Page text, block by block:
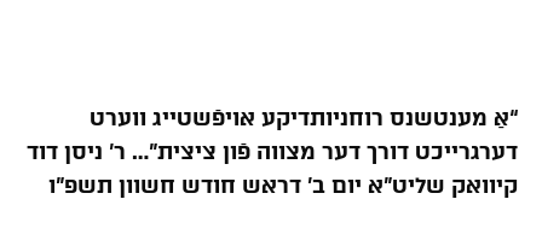
“אַ מענטשנס רוחניותדיקע אויפֿשטייג ווערט
דערגרייכט דורך דער מצווה פֿון ציצית”… ר’ ניסן דוד
קיוואק שליט”א יום ב’ דראש חודש חשוון תשפ”ו